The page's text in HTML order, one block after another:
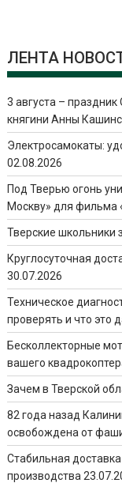
ЛЕНТА
3 августа –
княгини Анны
Электросамокаты:
02.08.2026
Под Тверью огонь
Москву» для фильма
Тверские школьники
Круглосуточная
30.07.2026
Техническое
проверять и что это
Бесколлекторные
вашего
Зачем в Тверской
82 года назад
освобождена от
Стабильная
производства